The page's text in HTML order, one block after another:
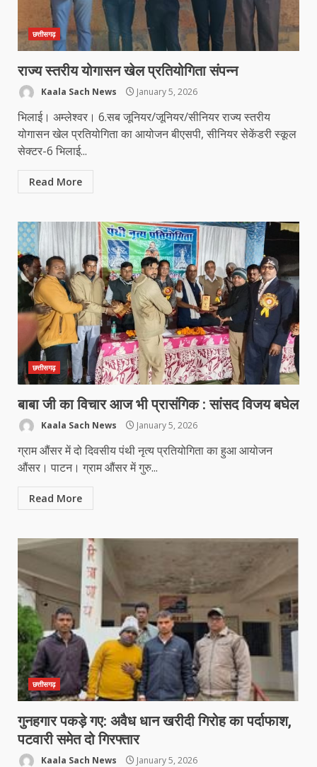
छत्तीसगढ़
राज्य स्तरीय योगासन खेल प्रतियोगिता संपन्न
Kaala Sach News January 5, 2026
भिलाई। अम्लेश्वर। 6.सब जूनियर/जूनियर/सीनियर राज्य स्तरीय
योगासन खेल प्रतियोगिता का आयोजन बीएसपी, सीनियर सेकेंडरी स्कूल
सेक्टर-6 भिलाई...
Read More
छत्तीसगढ़
बाबा जी का विचार आज भी प्रासंगिक : सांसद विजय बघेल
Kaala Sach News January 5, 2026
ग्राम औंसर में दो दिवसीय पंथी नृत्य प्रतियोगिता का हुआ आयोजन
औंसर। पाटन। ग्राम औंसर में गुरु...
Read More
छत्तीसगढ़
गुनहगार पकड़े गए: अवैध धान खरीदी गिरोह का पर्दाफाश,
पटवारी समेत दो गिरफ्तार
Kaala Sach News January 5, 2026